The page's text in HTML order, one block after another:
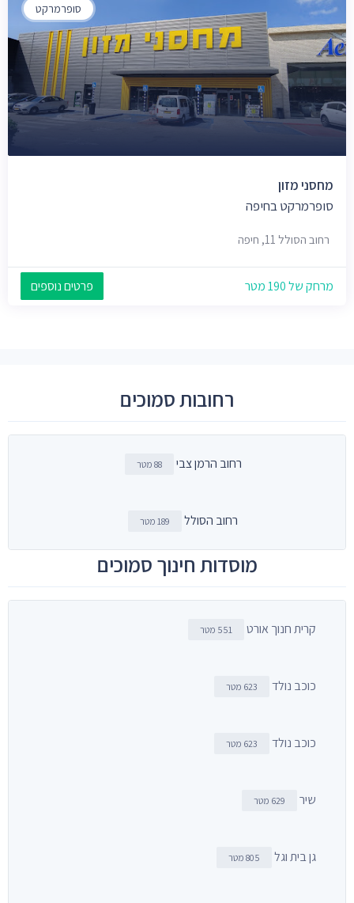
סופרמרקט
מחסני מזון
סופרמרקט בחיפה
רחוב הסולל 11, חיפה
מרחק של 190 מטר פרטים נוספים
רחובות סמוכים
רחוב הרמן צבי 88 מטר
רחוב הסולל 189 מטר
מוסדות חינוך סמוכים
קרית חנוך אורט 551 מטר
כוכב נולד 623 מטר
כוכב נולד 623 מטר
שיר 629 מטר
גן בית וגל 805 מטר